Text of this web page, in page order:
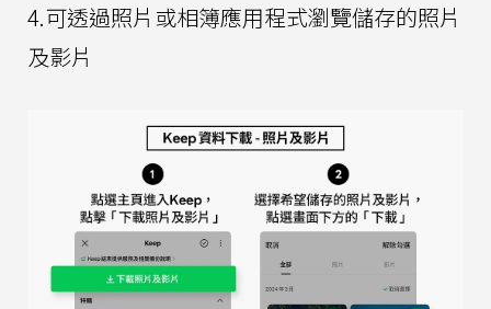
4.可透過照片或相簿應用程式瀏覽儲存的照片
及影片